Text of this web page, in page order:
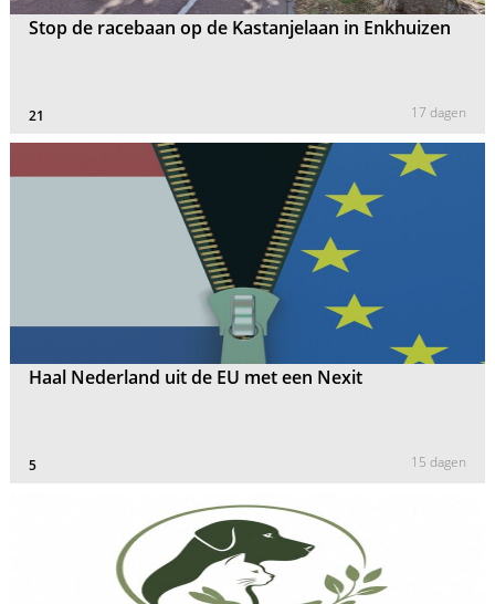
Stop de racebaan op de Kastanjelaan in Enkhuizen
21 17 dagen
Haal Nederland uit de EU met een Nexit
5 15 dagen